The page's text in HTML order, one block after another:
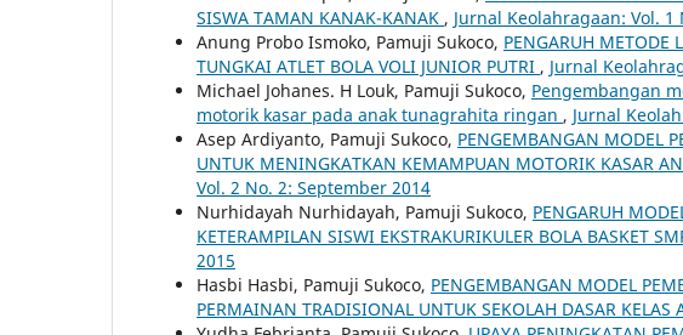
SISWA TAMAN KANAK-KANAK , Jurnal Keolahragaan: Vol. 1
Anung Probo Ismoko, Pamuji Sukoco, PENGARUH METODE
TUNGKAI ATLET BOLA VOLI JUNIOR PUTRI , Jurnal
Michael Johanes. H Louk, Pamuji Sukoco, Pengembangan
motorik kasar pada anak tunagrahita ringan , Jurnal
Asep Ardiyanto, Pamuji Sukoco, PENGEMBANGAN MODEL
UNTUK MENINGKATKAN KEMAMPUAN MOTORIK KASAR
Vol. 2 No. 2: September 2014
Nurhidayah Nurhidayah, Pamuji Sukoco, PENGARUH
KETERAMPILAN SISWI EKSTRAKURIKULER BOLA BASKET
2015
Hasbi Hasbi, Pamuji Sukoco, PENGEMBANGAN MODEL
PERMAINAN TRADISIONAL UNTUK SEKOLAH DASAR KELAS